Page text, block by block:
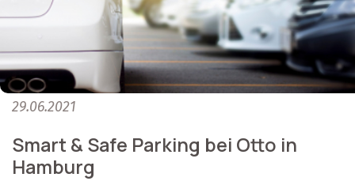
29.06.2021
Smart & Safe Parking bei Otto in
Hamburg